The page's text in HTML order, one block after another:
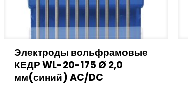
Электроды вольфрамовые
КЕДР WL-20-175 Ø 2,0
мм(синий) AC/DC